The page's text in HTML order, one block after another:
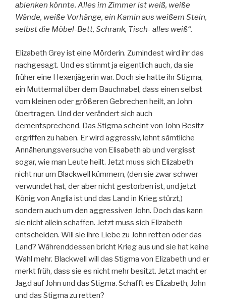
ablenken könnte. Alles im Zimmer ist weiß, weiße
Wände, weiße Vorhänge, ein Kamin aus weißem Stein,
selbst die Möbel-Bett, Schrank, Tisch- alles weiß“.
Elizabeth Grey ist eine Mörderin. Zumindest wird ihr das
nachgesagt. Und es stimmt ja eigentlich auch, da sie
früher eine Hexenjägerin war. Doch sie hatte ihr Stigma,
ein Muttermal über dem Bauchnabel, dass einen selbst
vom kleinen oder größeren Gebrechen heilt, an John
übertragen. Und der verändert sich auch
dementsprechend. Das Stigma scheint von John Besitz
ergriffen zu haben. Er wird aggressiv, lehnt sämtliche
Annäherungsversuche von Elisabeth ab und vergisst
sogar, wie man Leute heilt. Jetzt muss sich Elizabeth
nicht nur um Blackwell kümmern, (den sie zwar schwer
verwundet hat, der aber nicht gestorben ist, und jetzt
König von Anglia ist und das Land in Krieg stürzt,)
sondern auch um den aggressiven John. Doch das kann
sie nicht allein schaffen. Jetzt muss sich Elizabeth
entscheiden. Will sie ihre Liebe zu John retten oder das
Land? Währenddessen bricht Krieg aus und sie hat keine
Wahl mehr. Blackwell will das Stigma von Elizabeth und er
merkt früh, dass sie es nicht mehr besitzt. Jetzt macht er
Jagd auf John und das Stigma. Schafft es Elizabeth, John
und das Stigma zu retten?